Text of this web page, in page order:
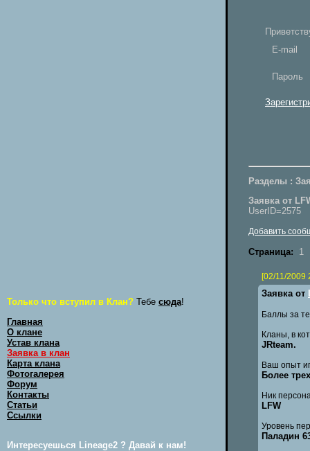
Только что вступил в Клан? Тебе сюда!
Главная
О клане
Устав клана
Заявка в клан
Карта клана
Фотогалерея
Форум
Контакты
Статьи
Ссылки
Интересуешься Lineage2 ? Давай к нам!
E-mail
Пароль
Разделы :
Заявка от
UserID=2575
Добавить
Страница: 1
[02/11/2009
Заявка от
Баллы за
Кланы, в
JRteam.
Ваш опыт
Более
Ник
LFW
Уровень
Паладин